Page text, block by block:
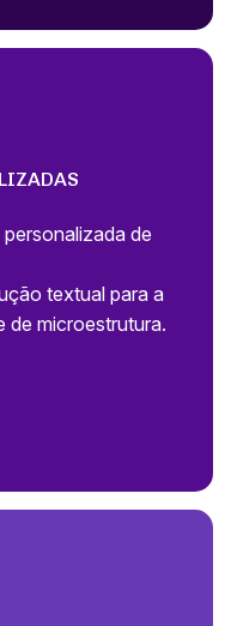
de
textual para a
de microestrutura.